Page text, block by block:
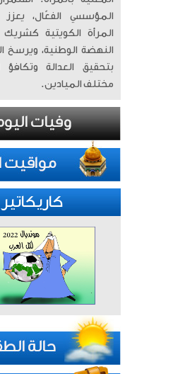
المؤسسي الفعّال،
المرأة الكويتية
النهضة الوطنية، ويرسخ
بتحقيق العدالة
مختلف الميادين.
كاريكاتير